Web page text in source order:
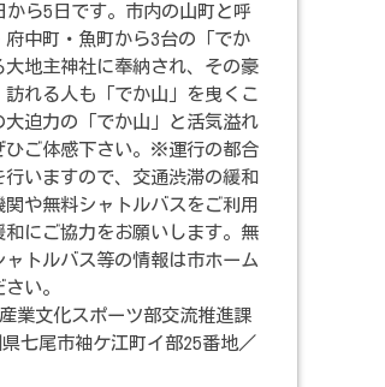
から5日です。市内の山町と呼
中町・魚町から3台の「でか
地主神社に奉納され、その豪
れる人も「でか山」を曳くこ
大迫力の「でか山」と活気溢れ
ひご体感下さい。※運行の都合
行いますので、交通渋滞の緩和
や無料シャトルバスをご利用
にご協力をお願いします。無
トルバス等の情報は市ホーム
い。
業文化スポーツ部交流推進課
七尾市袖ケ江町イ部25番地／